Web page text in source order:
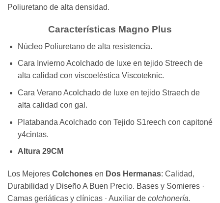
Poliuretano de alta densidad.
Características Magno Plus
Núcleo Poliuretano de alta resistencia.
Cara Invierno Acolchado de luxe en tejido Streech de
alta calidad con viscoeléstica Viscoteknic.
Cara Verano Acolchado de luxe en tejido Straech de
alta calidad con gal.
Platabanda Acolchado con Tejido S1reech con capitoné
y4cintas.
Altura 29CM
Los Mejores Colchones en Dos Hermanas: Calidad,
Durabilidad y Diseño A Buen Precio. Bases y Somieres ·
Camas geriáticas y clínicas · Auxiliar de colchonería.